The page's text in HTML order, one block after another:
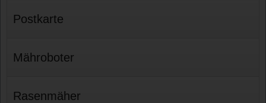
Postkarte
Mähroboter
Rasenmäher